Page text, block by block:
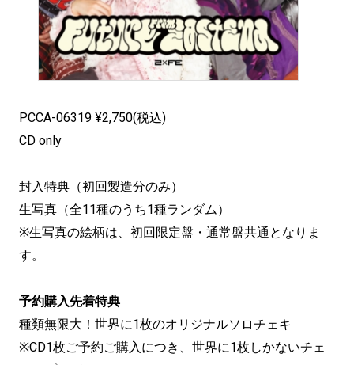
PCCA-06319 ¥2,750(税込)
CD only
封入特典（初回製造分のみ）
生写真（全11種のうち1種ランダム）
※生写真の絵柄は、初回限定盤・通常盤共通となりま
す。
予約購入先着特典
種類無限大！世界に1枚のオリジナルソロチェキ
※CD1枚ご予約ご購入につき、世界に1枚しかないチェ